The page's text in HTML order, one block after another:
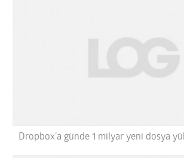
Dropbox’a günde 1 milyar yeni dosya